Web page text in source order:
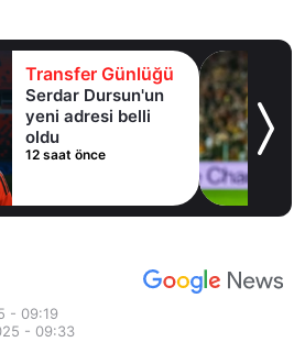
Transfer Günlüğü
Serdar Dursun'un
yeni adresi belli
oldu
12 saat önce
- 09:19
- 09:33